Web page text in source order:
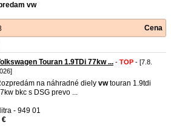
vw
Cena
Touran 1.9TDi 77kw ... - TOP - [7.8.
na náhradné diely vwtouran 1.9tdi
bkc s DSG prevo ...
- 949 01
€